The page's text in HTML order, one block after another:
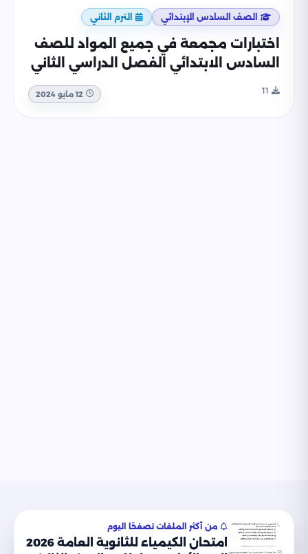
الصف السادس الإبتدائي الترم الثاني
اختبارات مجمعة في جميع المواد للصف
السادس الابتدائي الفصل الدراسي الثاني
11 12 مايو 2024
موقع نذاكر التعليمي
© 2026 موقع نذاكر التعليمي. جميع الحقوق محفوظة.
من أكثر الملفات تصفحًا اليوم
امتحان الكيمياء للثانوية العامة 2026